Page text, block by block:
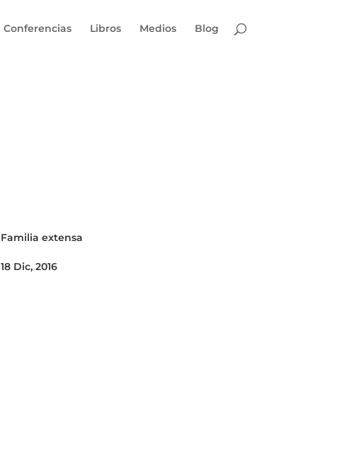
Conferencias Libros Medios Blog
Familia extensa
18 Dic, 2016